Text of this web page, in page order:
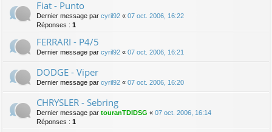
Fiat - Punto
Dernier message par cyril92 « 07 oct. 2006, 16:22
Réponses : 1
FERRARI - P4/5
Dernier message par cyril92 « 07 oct. 2006, 16:21
DODGE - Viper
Dernier message par cyril92 « 07 oct. 2006, 16:20
CHRYSLER - Sebring
Dernier message par touranTDIDSG « 07 oct. 2006, 16:14
Réponses : 1